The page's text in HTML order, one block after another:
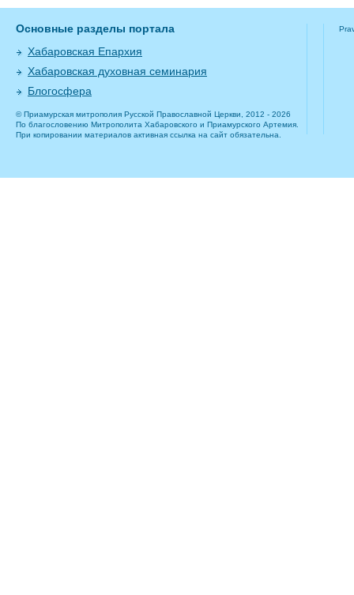
Основные разделы портала
Хабаровская Епархия
Хабаровская духовная семинария
Блогосфера
© Приамурская митрополия Русской Православной Церкви, 2012 - 2026
По благословению Митрополита Хабаровского и Приамурского Артемия.
При копировании материалов активная ссылка на сайт обязательна.